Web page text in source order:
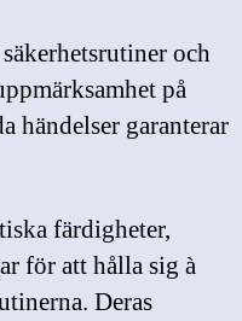
och
på
händelser garanterar
färdigheter,
för att hålla sig à
Deras